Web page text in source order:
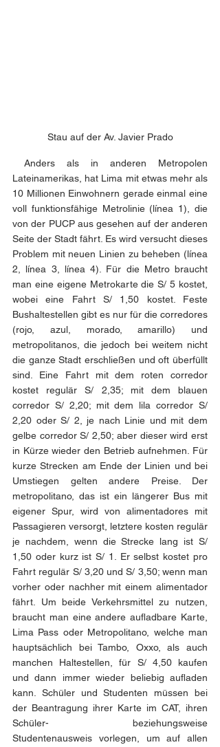
Stau auf der Av. Javier Prado
Lateinamerikas, hat Lima mit etwas mehr als
10 Millionen Einwohnern gerade einmal eine
voll funktionsfähige Metrolinie (línea 1), die
von der PUCP aus gesehen auf der anderen
Seite der Stadt fährt. Es wird versucht dieses
Problem mit neuen Linien zu beheben (línea
2, línea 3, línea 4). Für die Metro braucht
man eine eigene Metrokarte die S/ 5 kostet,
wobei eine Fahrt S/ 1,50 kostet. Feste
Bushaltestellen gibt es nur für die corredores
(rojo, azul, morado, amarillo) und
metropolitanos, die jedoch bei weitem nicht
die ganze Stadt erschließen und oft überfüllt
sind. Eine Fahrt mit dem roten corredor
kostet regulär S/ 2,35; mit dem blauen
corredor S/ 2,20; mit dem lila corredor S/
2,20 oder S/ 2, je nach Linie und mit dem
gelbe corredor S/ 2,50; aber dieser wird erst
in Kürze wieder den Betrieb aufnehmen. Für
kurze Strecken am Ende der Linien und bei
Umstiegen gelten andere Preise. Der
metropolitano, das ist ein längerer Bus mit
eigener Spur, wird von alimentadores mit
Passagieren versorgt, letztere kosten regulär
je nachdem, wenn die Strecke lang ist S/
1,50 oder kurz ist S/ 1. Er selbst kostet pro
Fahrt regulär S/ 3,20 und S/ 3,50; wenn man
vorher oder nachher mit einem alimentador
fährt. Um beide Verkehrsmittel zu nutzen,
braucht man eine andere aufladbare Karte,
Lima Pass oder Metropolitano, welche man
hauptsächlich bei Tambo, Oxxo, als auch
manchen Haltestellen, für S/ 4,50 kaufen
und dann immer wieder beliebig aufladen
kann. Schüler und Studenten müssen bei
der Beantragung ihrer Karte im CAT, ihren
Schüler- beziehungsweise
Studentenausweis vorlegen, um auf allen